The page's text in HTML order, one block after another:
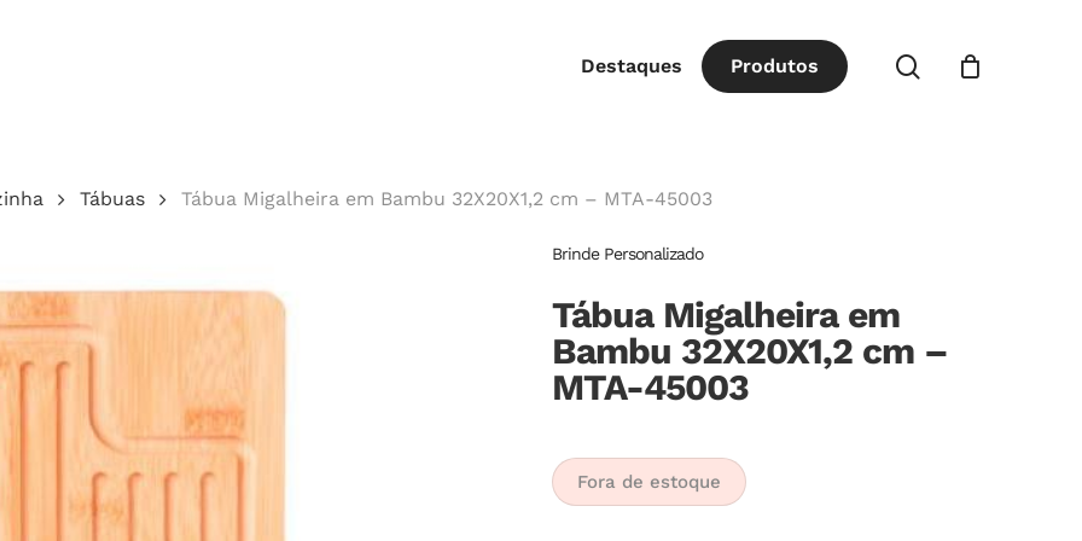
Destaques Produtos procurar
Tábuas Tábua Migalheira em Bambu 32X20X1,2 cm – MTA-45003
Brinde Personalizado
Tábua Migalheira em
Bambu 32X20X1,2 cm –
MTA-45003
Fora de estoque